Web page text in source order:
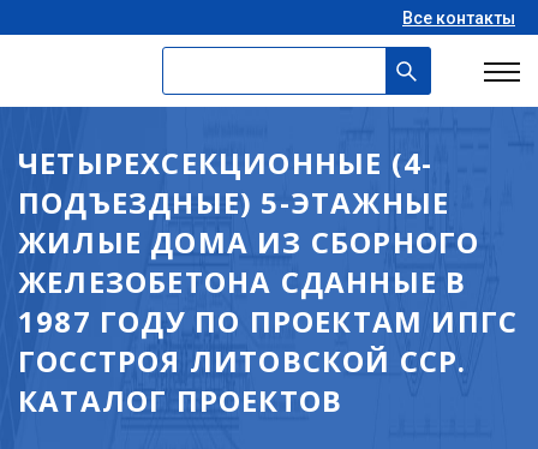
Все контакты
ЧЕТЫРЕХСЕКЦИОННЫЕ (4-
ПОДЪЕЗДНЫЕ) 5-ЭТАЖНЫЕ
ЖИЛЫЕ ДОМА ИЗ СБОРНОГО
ЖЕЛЕЗОБЕТОНА СДАННЫЕ В
1987 ГОДУ ПО ПРОЕКТАМ ИПГС
ГОССТРОЯ ЛИТОВСКОЙ ССР.
КАТАЛОГ ПРОЕКТОВ